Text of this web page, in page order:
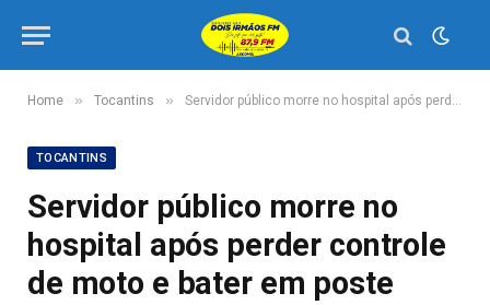
Home » Tocantins » Servidor público morre no hospital após perder controle de moto e bater em poste
TOCANTINS
Servidor público morre no
hospital após perder controle
de moto e bater em poste